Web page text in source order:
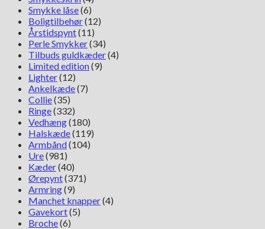
Smykke låse(6)
Boligtilbehør(12)
Årstidspynt(11)
Perle Smykker(34)
Tilbuds guldkæder(4)
Limited edition(9)
Lighter(12)
Ankelkæde(7)
Collie(35)
Ringe(332)
Vedhæng(180)
Halskæde(119)
Armbånd(104)
Ure(981)
Kæder(40)
Ørepynt(371)
Armring(9)
Manchet knapper(4)
Gavekort(5)
Broche(6)